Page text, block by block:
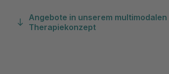
Angebote in unserem multimodalen
Therapiekonzept